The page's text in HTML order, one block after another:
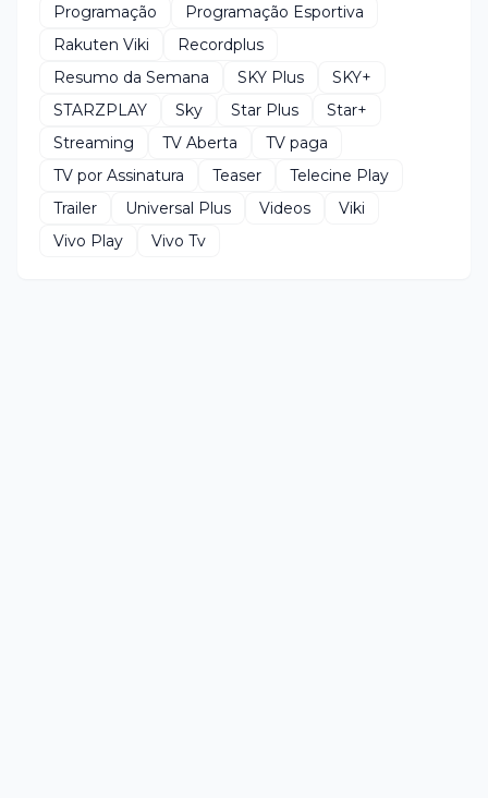
Programação
Programação Esportiva
Rakuten Viki
Recordplus
Resumo da Semana
SKY Plus
SKY+
STARZPLAY
Sky Star Plus
Star+
Streaming
TV Aberta
TV paga
TV por Assinatura
Teaser
Telecine Play
Trailer
Universal Plus Videos
Viki
Vivo Play
Vivo Tv